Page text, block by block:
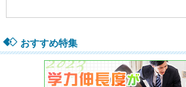
おすすめ特集